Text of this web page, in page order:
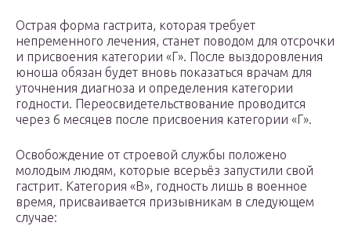
Острая форма гастрита, которая требует
непременного лечения, станет поводом для отсрочки
и присвоения категории «Г». После выздоровления
юноша обязан будет вновь показаться врачам для
уточнения диагноза и определения категории
годности. Переосвидетельствование проводится
через 6 месяцев после присвоения категории «Г».
Освобождение от строевой службы положено
молодым людям, которые всерьёз запустили свой
гастрит. Категория «В», годность лишь в военное
время, присваивается призывникам в следующем
случае: